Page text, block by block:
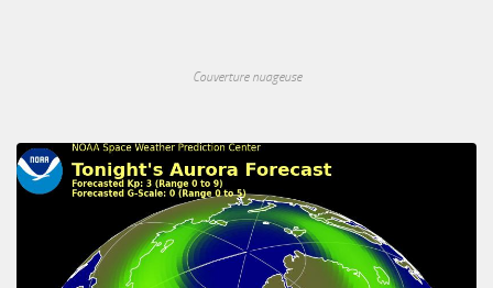
Couverture nuageuse